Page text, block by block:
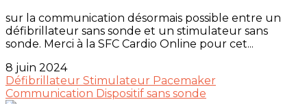
sur la communication désormais possible entre un
défibrillateur sans sonde et un stimulateur sans
sonde. Merci à la SFC Cardio Online pour cet...
8 juin 2024
Défibrillateur Stimulateur Pacemaker
Communication Dispositif sans sonde